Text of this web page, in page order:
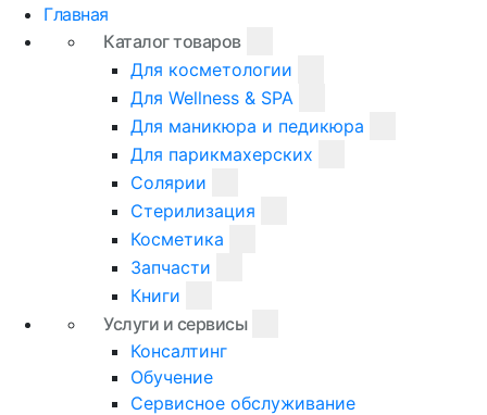
Главная
Каталог товаров
Для косметологии
Для Wellness & SPA
Для маникюра и педикюра
Для парикмахерских
Солярии
Стерилизация
Косметика
Запчасти
Книги
Услуги и сервисы
Консалтинг
Обучение
Сервисное обслуживание